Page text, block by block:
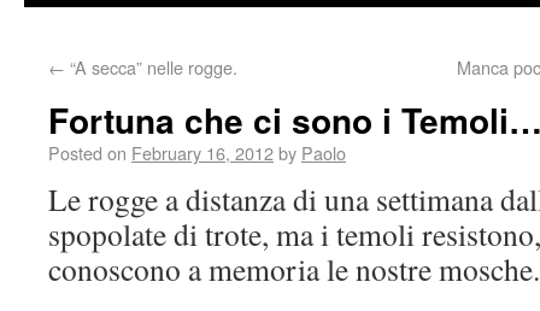
← “A secca” nelle rogge. Manca
Fortuna che ci sono i
Posted on February 16, 2012by Paolo
Le rogge a distanza di una settimana
spopolate di trote, ma i temoli
conoscono a memoria le nostre mosche.